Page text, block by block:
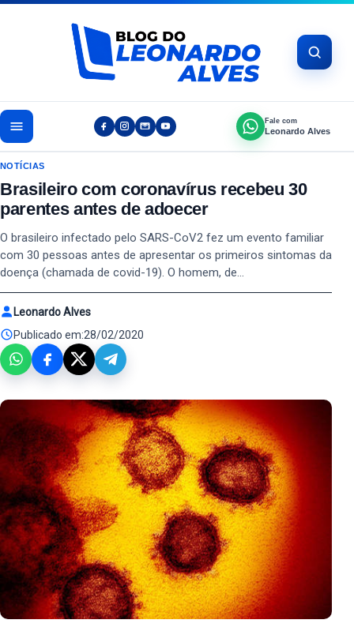
Pular para o conteúdo
Fale com
Leonardo Alves
NOTÍCIAS
Brasileiro com coronavírus recebeu 30
parentes antes de adoecer
O brasileiro infectado pelo SARS-CoV2 fez um evento familiar
com 30 pessoas antes de apresentar os primeiros sintomas da
doença (chamada de covid-19). O homem, de…
Leonardo Alves
Publicado em:28/02/2020